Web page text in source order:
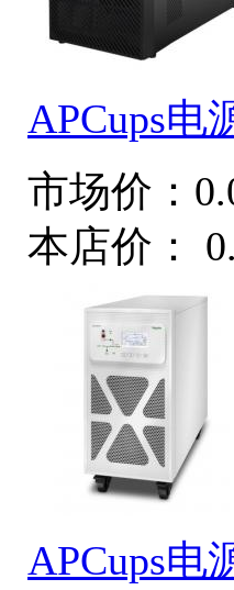
APCups电
市场价：
本店价：
APCups电